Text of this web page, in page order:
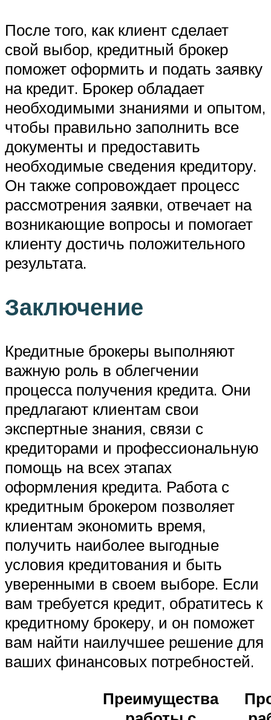
После того, как клиент сделает
свой выбор, кредитный брокер
поможет оформить и подать заявку
на кредит. Брокер обладает
необходимыми знаниями и опытом,
чтобы правильно заполнить все
документы и предоставить
необходимые сведения кредитору.
Он также сопровождает процесс
рассмотрения заявки, отвечает на
возникающие вопросы и помогает
клиенту достичь положительного
результата.
Заключение
Кредитные брокеры выполняют
важную роль в облегчении
процесса получения кредита. Они
предлагают клиентам свои
экспертные знания, связи с
кредиторами и профессиональную
помощь на всех этапах
оформления кредита. Работа с
кредитным брокером позволяет
клиентам экономить время,
получить наиболее выгодные
условия кредитования и быть
уверенными в своем выборе. Если
вам требуется кредит, обратитесь к
кредитному брокеру, и он поможет
вам найти наилучшее решение для
ваших финансовых потребностей.
Преимущества